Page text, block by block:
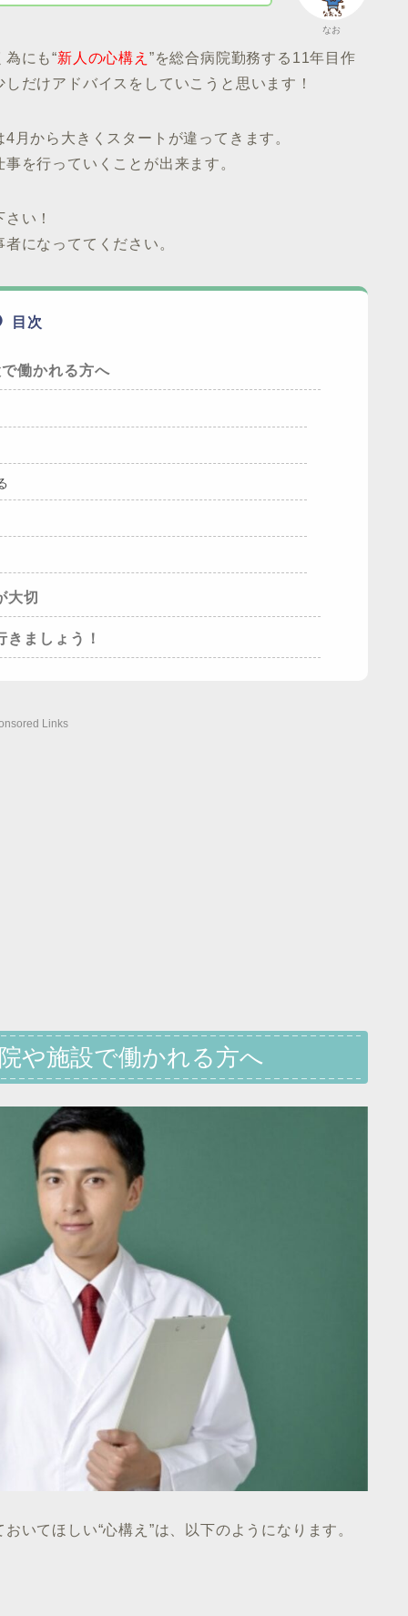
なお
にも“新人の心構え ”を総合病院勤務する11年目作
だけアドバイスをしていこうと思います！
月から大きくスタートが違ってきます。
を行っていくことが出来ます。
い！
になっててください。
目次
働かれる方へ
大切
ましょう！
Links
や施設で働かれる方へ
いてほしい“心構え”は、以下のようになります。